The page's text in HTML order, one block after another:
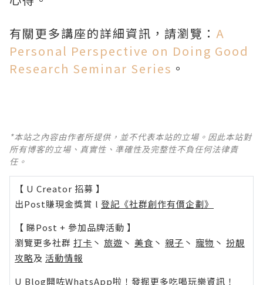
有關更多講座的詳細資訊，請瀏覽： A
Personal Perspective on Doing Good
Research Seminar Series 。
*本站之內容由作者所提供，並不代表本站的立場。因此本站對
所有博客的立場、真實性、準確性及完整性不負任何法律責
任。
【 U Creator 招募 】
出Post賺現金獎賞 l 登記《社群創作有價企劃》
【 睇Post + 參加品牌活動 】
瀏覽更多社群 打卡 丶 旅遊 丶 美食 丶 親子 丶 寵物 丶 扮靚
攻略及 活動情報
U Blog開咗WhatsApp啦！發掘更多吃喝玩樂資訊！